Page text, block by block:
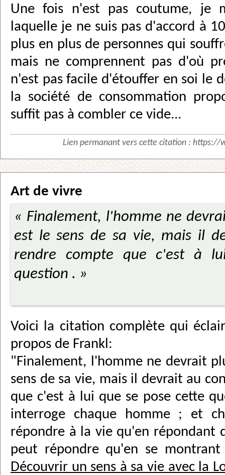
Une fois n'est pas coutume, je
laquelle je ne suis pas d'accord à
plus en plus de personnes qui
mais ne comprennent pas d'où
n'est pas facile d'étouffer en soi le
la société de consommation
suffit pas à combler ce vide...
Lien permanant vers cette citation : https://
Art de vivre
« Finalement, l'homme ne
est le sens de sa vie, mais il
rendre compte que c'est à
question . »
Voici la citation complète qui
propos de Frankl:
"Finalement, l'homme ne devrait
sens de sa vie, mais il devrait au
que c'est à lui que se pose cette
interroge chaque homme ; et
répondre à la vie qu'en répondant
peut répondre qu'en se
Découvrir un sens à sa vie avec la